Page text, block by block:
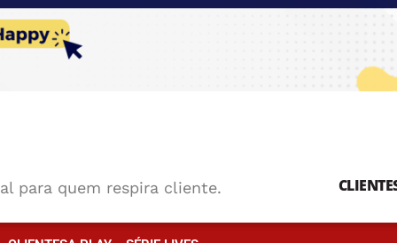
para quem respira cliente.